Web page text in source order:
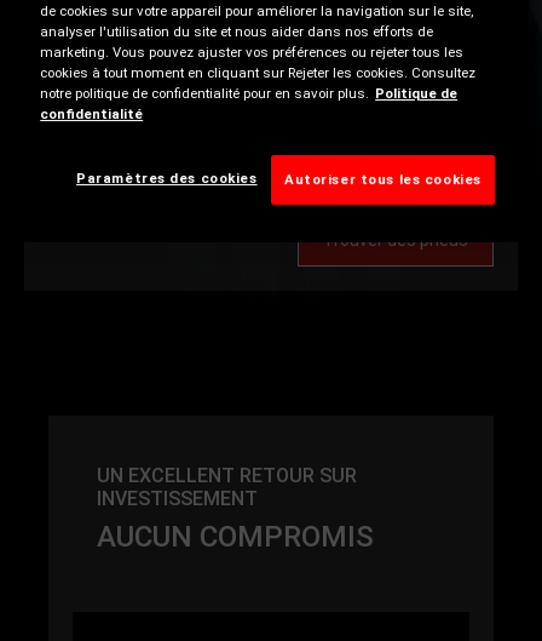
Dimension jante
Indice de charge
Indice vitesse
Trouver des pneus
UN EXCELLENT RETOUR SUR
INVESTISSEMENT
AUCUN COMPROMIS
de cookies sur votre appareil pour améliorer la navigation sur le site,
analyser l'utilisation du site et nous aider dans nos efforts de
marketing. Vous pouvez ajuster vos préférences ou rejeter tous les
cookies à tout moment en cliquant sur Rejeter les cookies. Consultez
notre politique de confidentialité pour en savoir plus. Politique de
confidentialité
Paramètres des cookies Autoriser tous les cookies